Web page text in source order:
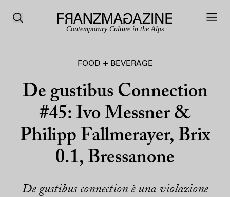
Contemporary Culture in the Alps
FOOD + BEVERAGE
De gustibus Connection
#45: Ivo Messner &
Philipp Fallmerayer, Brix
0.1, Bressanone
De gustibus connection è una violazione